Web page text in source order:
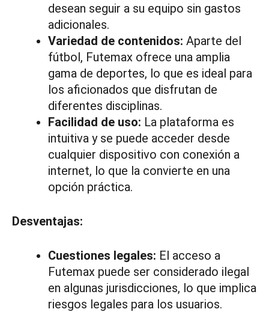
desean seguir a su equipo sin gastos
adicionales.
Variedad de contenidos: Aparte del
fútbol, Futemax ofrece una amplia
gama de deportes, lo que es ideal para
los aficionados que disfrutan de
diferentes disciplinas.
Facilidad de uso: La plataforma es
intuitiva y se puede acceder desde
cualquier dispositivo con conexión a
internet, lo que la convierte en una
opción práctica.
Desventajas:
Cuestiones legales: El acceso a
Futemax puede ser considerado ilegal
en algunas jurisdicciones, lo que implica
riesgos legales para los usuarios.